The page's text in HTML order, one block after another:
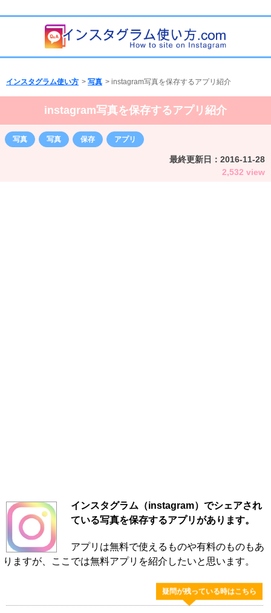
インスタグラム使い方 > 写真 > instagram写真を保存するアプリ紹介
instagram写真を保存するアプリ紹介
写真 写真 保存 アプリ
最終更新日： 2016-11-28
2,532 view
インスタグラム（instagram）でシェアされ
ている写真を保存するアプリがあります。
アプリは無料で使えるものや有料のものもあ
りますが、ここでは無料アプリを紹介したいと思います。
疑問が残っている時はこちら